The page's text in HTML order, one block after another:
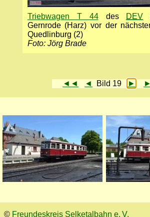
Triebwagen T 44des DEV
Gernrode (Harz) vor der
Quedlinburg (2)
Foto: Jörg Brade
◄◄ ◄ Bild 19 ►
© Freundeskreis Selketalbahn e. V.